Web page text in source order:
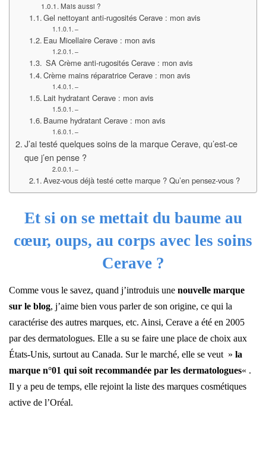
Mais aussi ?
Gel nettoyant anti-rugosités Cerave : mon avis
–
Eau Micellaire Cerave : mon avis
–
SA Crème anti-rugosités Cerave : mon avis
Crème mains réparatrice Cerave : mon avis
–
Lait hydratant Cerave : mon avis
–
Baume hydratant Cerave : mon avis
–
J’ai testé quelques soins de la marque Cerave, qu’est-ce
que j’en pense ?
–
Avez-vous déjà testé cette marque ? Qu’en pensez-vous ?
Et si on se mettait du baume au
cœur, oups, au corps avec les soins
Cerave ?
Comme vous le savez, quand j’introduis une nouvelle marque
sur le blog, j’aime bien vous parler de son origine, ce qui la
caractérise des autres marques, etc. Ainsi, Cerave a été en 2005
par des dermatologues. Elle a su se faire une place de choix aux
États-Unis, surtout au Canada. Sur le marché, elle se veut » la
marque n°01 qui soit recommandée par les dermatologues« .
Il y a peu de temps, elle rejoint la liste des marques cosmétiques
active de l’Oréal.